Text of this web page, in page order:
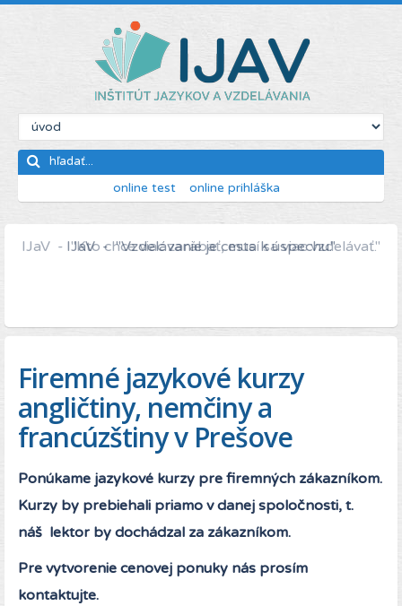
online test online prihláška
IJaV - "Kto chce viac zarábať, musí sa viac vzdelávať."
Firemné jazykové kurzy
angličtiny, nemčiny a
francúzštiny v Prešove
Ponúkame jazykové kurzy pre firemných zákazníkom.
Kurzy by prebiehali priamo v danej spoločnosti, t.
náš lektor by dochádzal za zákazníkom.
Pre vytvorenie cenovej ponuky nás prosím
kontaktujte.